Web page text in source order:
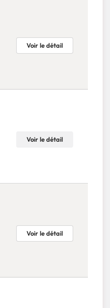
Voir le détail
Voir le détail
Voir le détail